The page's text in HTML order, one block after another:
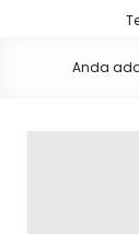
Anda